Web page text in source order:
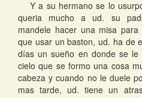
Y a su hermano se lo
queria mucho a ud. su
mandele hacer una misa
que usar un baston, ud. ha de
días un sueño en donde se
cielo que se formo una cosa
cabeza y cuando no le duele
mas tarde, ud. tiene un